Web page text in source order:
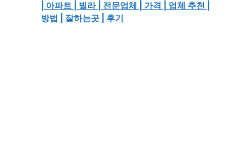
| 아파트 | 빌라 | 전문업체 | 가격 | 업체 추천 |
방법 | 잘하는곳 | 후기